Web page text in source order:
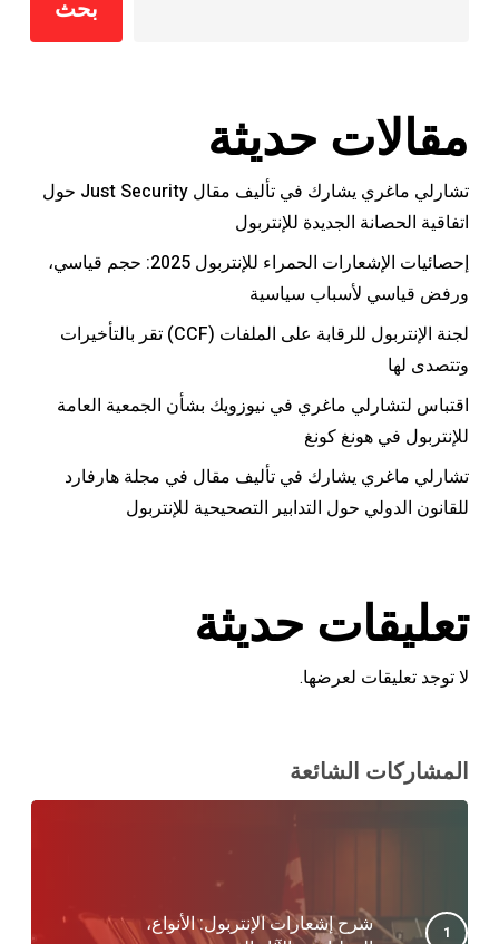
بحث
مقالات حديثة
تشارلي ماغري يشارك في تأليف مقال Just Security حول
اتفاقية الحصانة الجديدة للإنتربول
إحصائيات الإشعارات الحمراء للإنتربول 2025: حجم قياسي،
ورفض قياسي لأسباب سياسية
لجنة الإنتربول للرقابة على الملفات (CCF) تقر بالتأخيرات
وتتصدى لها
اقتباس لتشارلي ماغري في نيوزويك بشأن الجمعية العامة
للإنتربول في هونغ كونغ
تشارلي ماغري يشارك في تأليف مقال في مجلة هارفارد
للقانون الدولي حول التدابير التصحيحية للإنتربول
تعليقات حديثة
لا توجد تعليقات لعرضها.
المشاركات الشائعة
شرح إشعارات الإنتربول: الأنواع،